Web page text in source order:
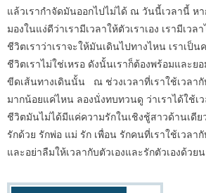
แล้วเรากำจัดมันออกไปไม่ได้ ณ วันนี้เวลานี้ หา
มองในแง่ดีว่าเรามีเวลาให้ตัวเราเอง เรามีเว
ชีวิตเราว่าเราจะให้มันเดินไปทางไหน เราเป็
ชีวิตเราไม่ใช่เหรอ ดังนั้นเราก็ต้องพร้อมและย
ขีดเส้นทางเดินนั้น ณ ช่วงเวลาที่เราใช้เวลากั
มากน้อยแค่ไหน ลองนั่งทบทวนดู ว่าเราได้ใช้เ
ชีวิตมันไม่ได้มีแค่ความรักในเชิงชู้สาวด้านเดีย
รักด้วย รักพ่อ แม่ รัก เพื่อน รักคนที่เราใช้เวลา
และอย่าลืมให้เวลากับตัวเองและรักตัวเองด้วย